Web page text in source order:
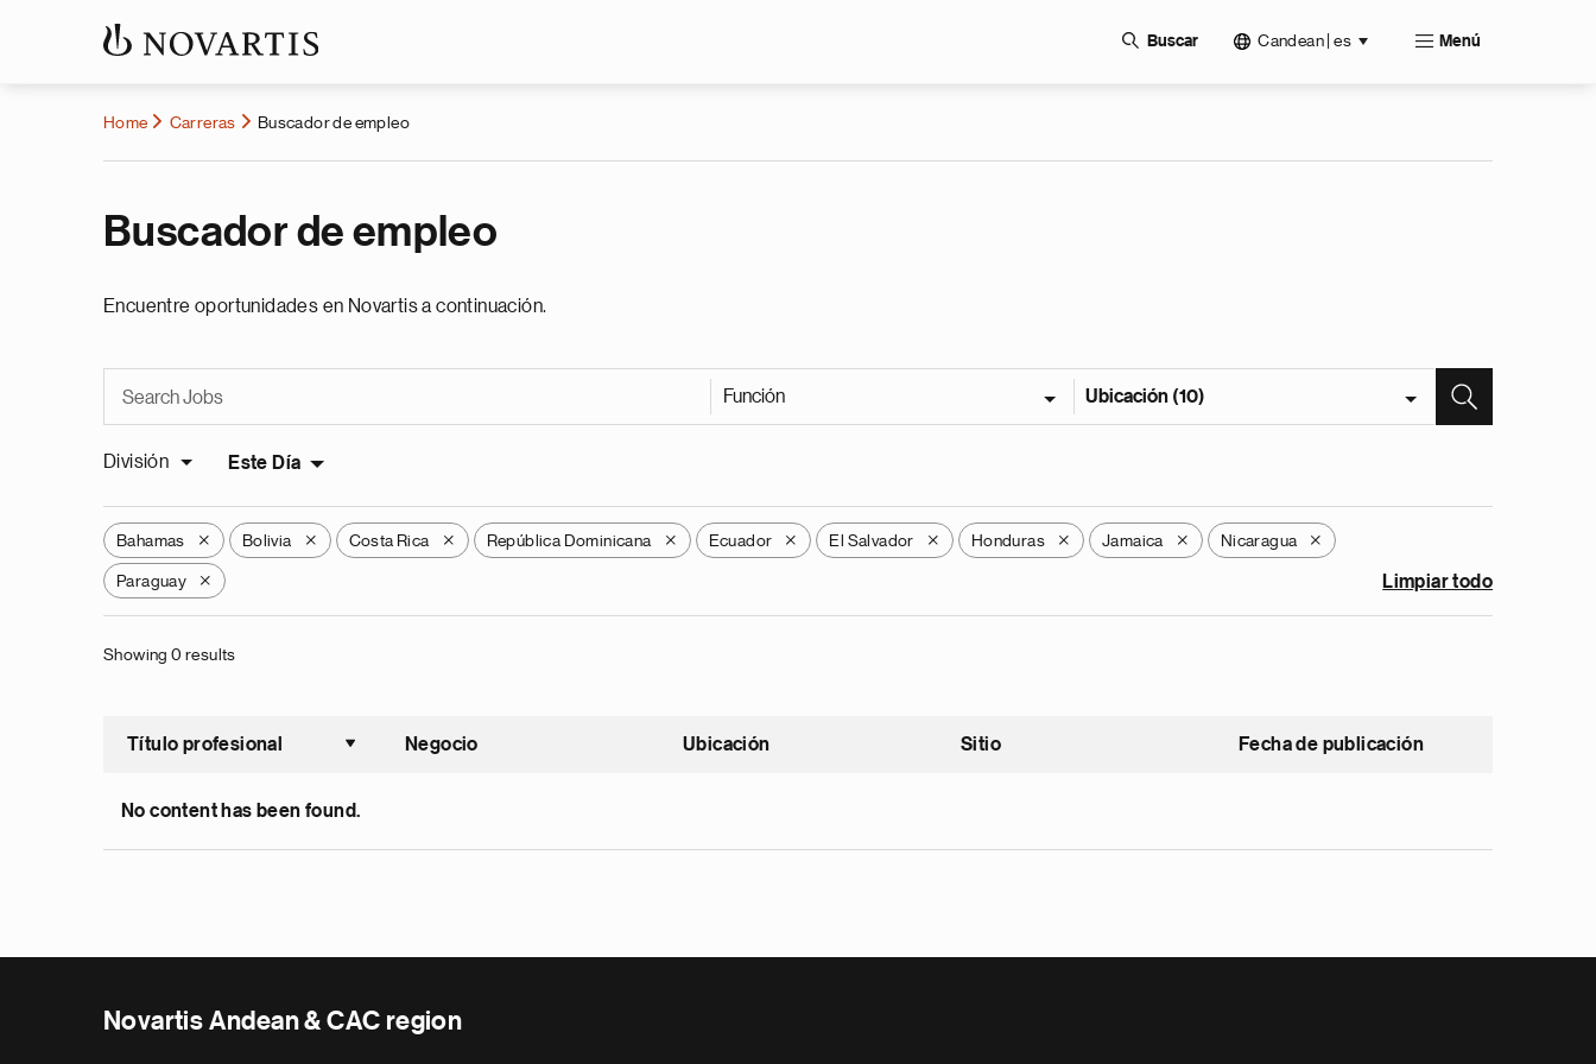
Buscar Candean | es Menú
Home Carreras Buscador de empleo
Buscador de empleo
Encuentre oportunidades en Novartis a continuación.
Función Ubicación (10)
División Este Día
Bahamas X Bolivia X Costa Rica X República Dominicana X Ecuador X El Salvador X Honduras X Jamaica X Nicaragua X
Paraguay X Limpiar todo
Showing 0 results
Título profesional
Ordenar ascendente
Negocio Ubicación Sitio Fecha de publicación
No content has been found.
Novartis Andean & CAC region